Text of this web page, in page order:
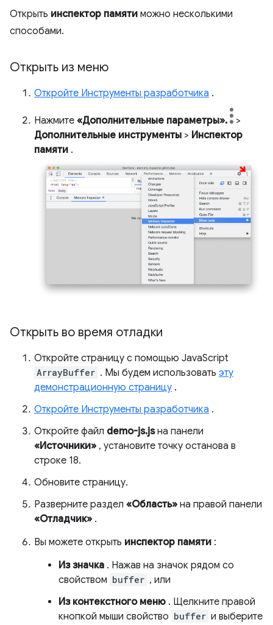
Открыть инспектор памяти можно несколькими
способами.
Открыть из меню
Откройте Инструменты разработчика .
Нажмите «Дополнительные параметры».
>
Дополнительные инструменты > Инспектор
памяти .
Открыть во время отладки
Откройте страницу с помощью JavaScript
ArrayBuffer . Мы будем использовать эту
демонстрационную страницу .
Откройте Инструменты разработчика .
Откройте файл demo-js.jsна панели
«Источники» , установите точку останова в
строке 18.
Обновите страницу.
Разверните раздел «Область» на правой панели
«Отладчик» .
Вы можете открыть инспектор памяти :
Из значка . Нажав на значок рядом со
свойством buffer , или
Из контекстного меню . Щелкните правой
кнопкой мыши свойство buffer и выберите